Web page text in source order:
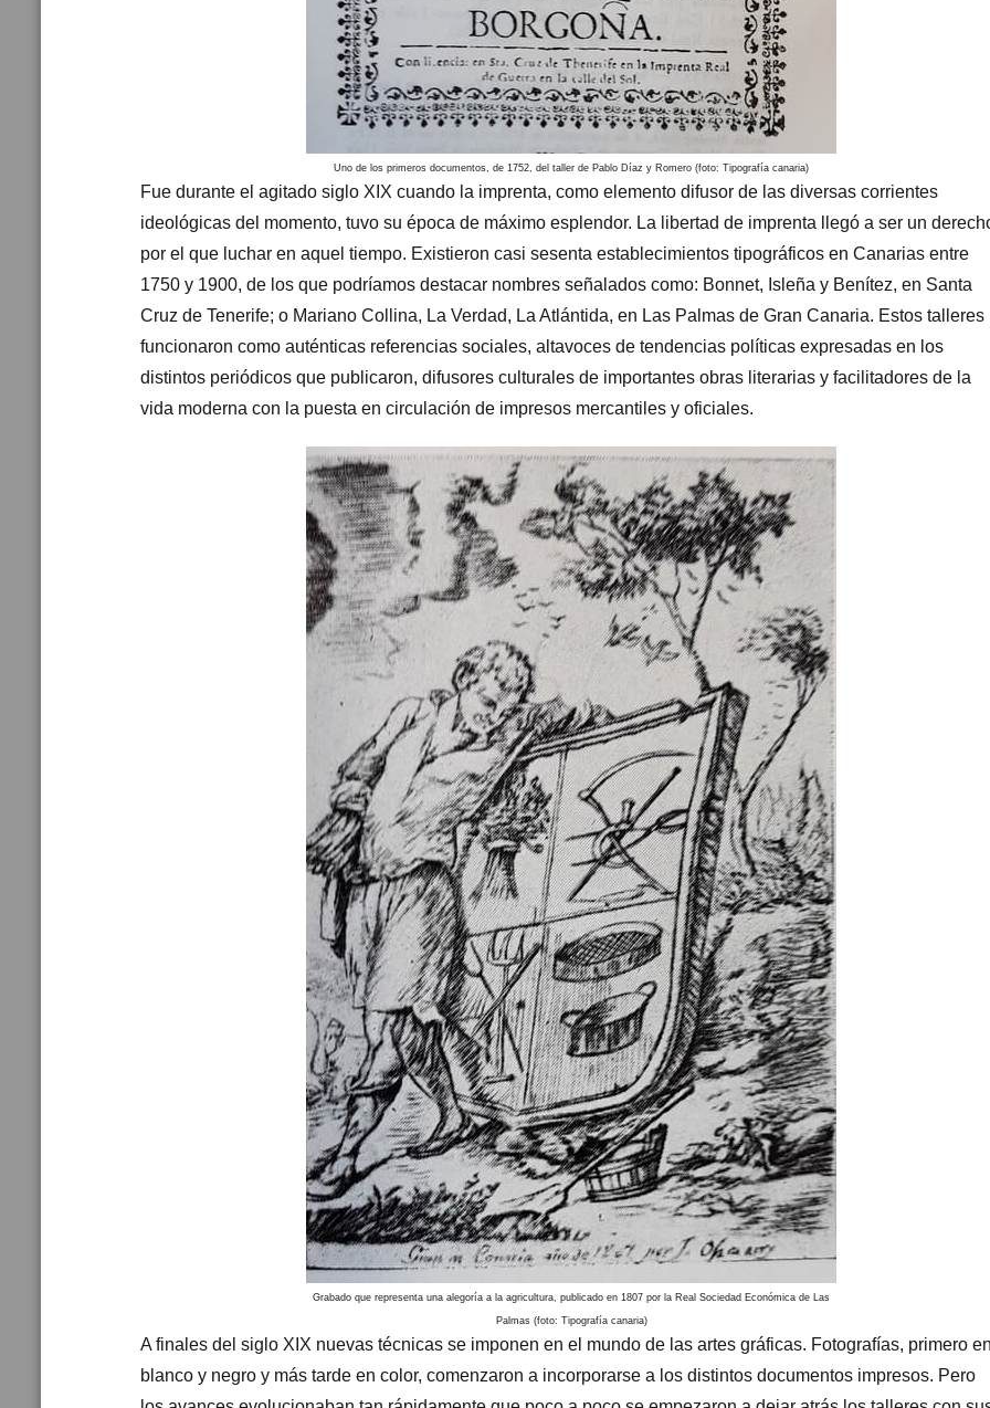
Uno de los primeros documentos, de 1752, del taller de Pablo Díaz y Romero (foto: Tipografía canaria)
Fue durante el agitado siglo XIX cuando la imprenta, como elemento difusor de las diversas corrientes
ideológicas del momento, tuvo su época de máximo esplendor. La libertad de imprenta llegó a ser un
por el que luchar en aquel tiempo. Existieron casi sesenta establecimientos tipográficos en Canarias entre
1750 y 1900, de los que podríamos destacar nombres señalados como: Bonnet, Isleña y Benítez, en Santa
Cruz de Tenerife; o Mariano Collina, La Verdad, La Atlántida, en Las Palmas de Gran Canaria. Estos talleres
funcionaron como auténticas referencias sociales, altavoces de tendencias políticas expresadas en los
distintos periódicos que publicaron, difusores culturales de importantes obras literarias y facilitadores de la
vida moderna con la puesta en circulación de impresos mercantiles y oficiales.
Grabado que representa una alegoría a la agricultura, publicado en 1807 por la Real Sociedad Económica de Las
Palmas (foto: Tipografía canaria)
A finales del siglo XIX nuevas técnicas se imponen en el mundo de las artes gráficas. Fotografías, primero
blanco y negro y más tarde en color, comenzaron a incorporarse a los distintos documentos impresos. Pero